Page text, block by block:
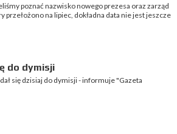
poznać nazwisko nowego prezesa oraz zarząd
przełożono na lipiec, dokładna data nie jest jeszcze
do dymisji
się dzisiaj do dymisji - informuje "Gazeta